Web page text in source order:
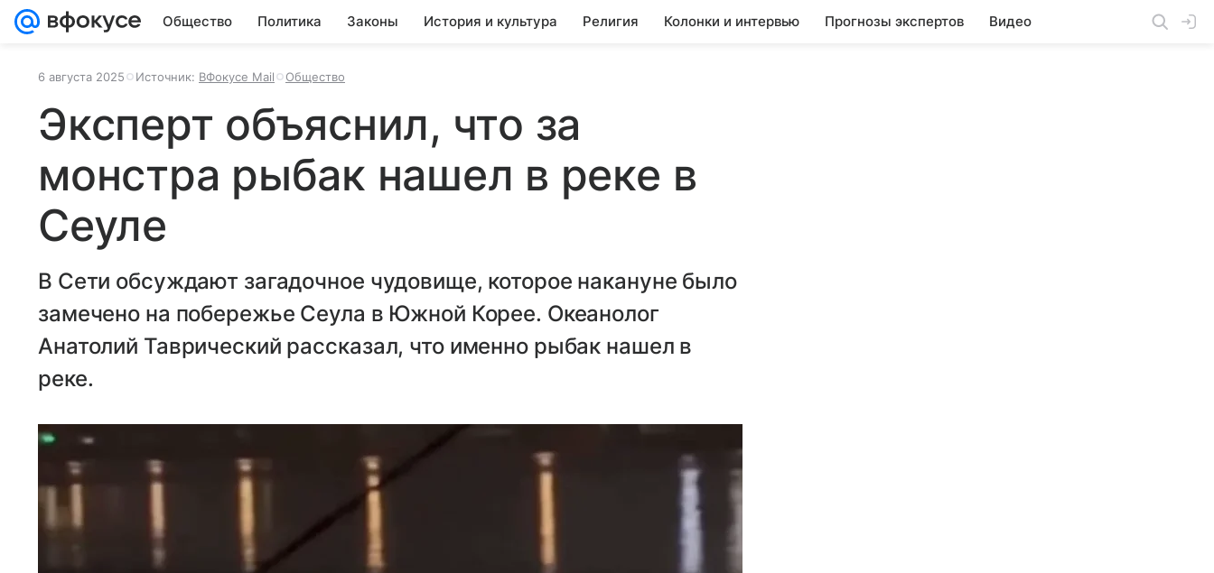
Общество Политика Законы История и культура Религия Колонки и интервью Прогнозы экспертов Видео
6 августа 2025 Источник: ВФокусе Mail Общество
Эксперт объяснил, что за
монстра рыбак нашел в реке в
Сеуле
В Сети обсуждают загадочное чудовище, которое накануне было
замечено на побережье Сеула в Южной Корее. Океанолог
Анатолий Таврический рассказал, что именно рыбак нашел в
реке.